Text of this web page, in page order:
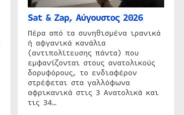
Sat & Zap, Αύγουστος 2026
Πέρα από τα συνηθισμένα ιρανικά
ή αφγανικά κανάλια
(αντιπολίτευσης πάντα) που
εμφανίζονται στους ανατολικούς
δορυφόρους, το ενδιαφέρον
στρέφεται στα γαλλόφωνα
αφρικανικά στις 3 Ανατολικά και
τις 34…